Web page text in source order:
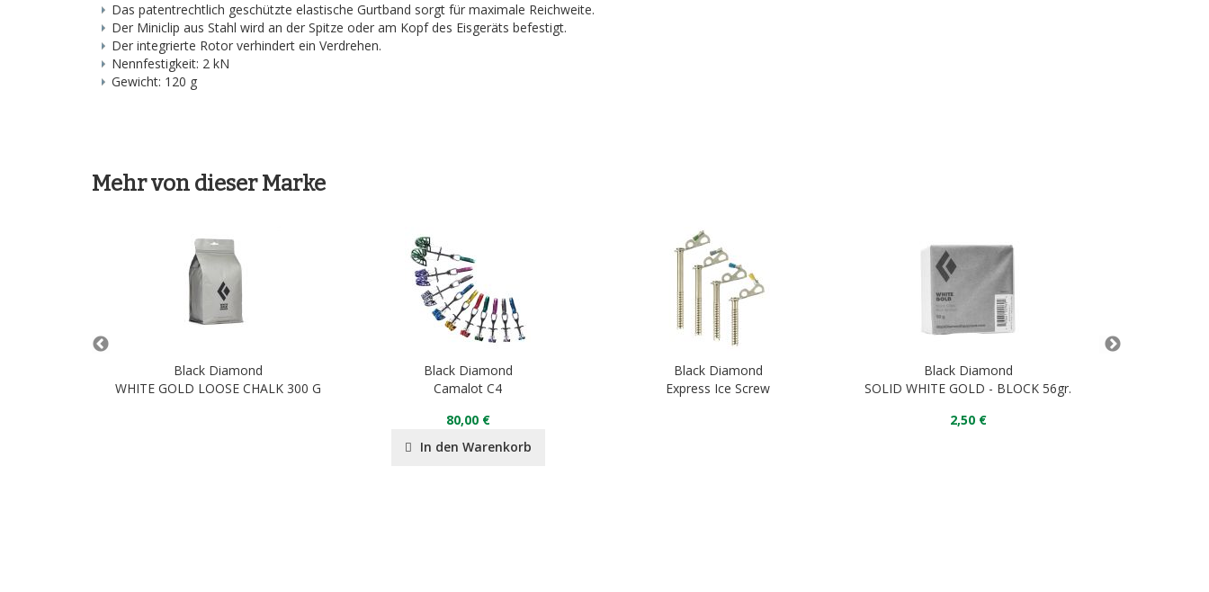
Das patentrechtlich geschützte elastische Gurtband sorgt für maximale Reichweite.
Der Miniclip aus Stahl wird an der Spitze oder am Kopf des Eisgeräts befestigt.
Der integrierte Rotor verhindert ein Verdrehen.
Nennfestigkeit: 2 kN
Gewicht: 120 g
Mehr von dieser Marke
Black Diamond
WHITE GOLD LOOSE CHALK 300 G
Black Diamond
Camalot C4
80,00 €
In den Warenkorb
Black Diamond
Express Ice Screw
Black Diamond
SOLID WHITE GOLD - BLOCK 56gr.
2,50 €